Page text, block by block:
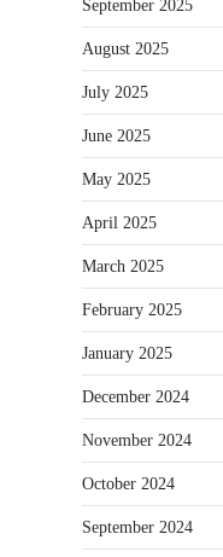
September 2025
August 2025
July 2025
June 2025
May 2025
April 2025
March 2025
February 2025
January 2025
December 2024
November 2024
October 2024
September 2024